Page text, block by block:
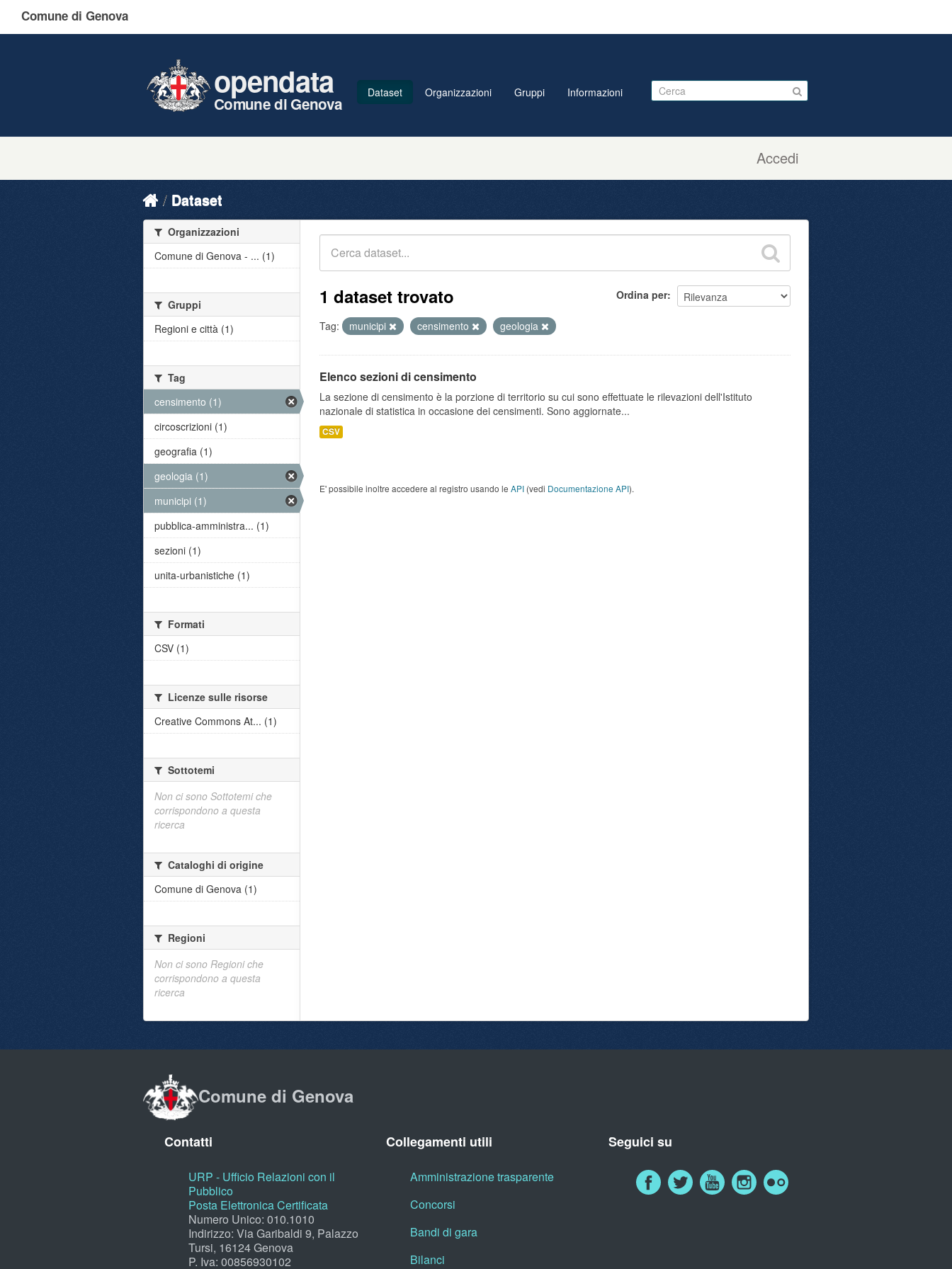
Comune di Genova
Accedi
opendata
Comune di Genova
Dataset Organizzazioni Gruppi Informazioni
Dataset
Ordina per
1 dataset trovato
Tag: municipi censimento geologia
Elenco sezioni di censimento
La sezione di censimento è la porzione di territorio su cui sono effettuate le rilevazioni dell'Istituto
nazionale di statistica in occasione dei censimenti. Sono aggiornate...
CSV
E' possibile inoltre accedere al registro usando le API (vedi Documentazione API).
Organizzazioni
Comune di Genova - ... (1)
Gruppi
Regioni e città (1)
Tag
censimento (1)
circoscrizioni (1)
geografia (1)
geologia (1)
municipi (1)
pubblica-amministra... (1)
sezioni (1)
unita-urbanistiche (1)
Formati
CSV (1)
Licenze sulle risorse
Creative Commons At... (1)
Sottotemi
Non ci sono Sottotemi che
corrispondono a questa
ricerca
Cataloghi di origine
Comune di Genova (1)
Regioni
Non ci sono Regioni che
corrispondono a questa
ricerca
Comune di Genova
Contatti
URP - Ufficio Relazioni con il
Pubblico
Posta Elettronica Certificata
Numero Unico: 010.1010
Indirizzo: Via Garibaldi 9, Palazzo
Tursi, 16124 Genova
P. Iva: 00856930102
Collegamenti utili
Amministrazione trasparente
Concorsi
Bandi di gara
Bilanci
Seguici su